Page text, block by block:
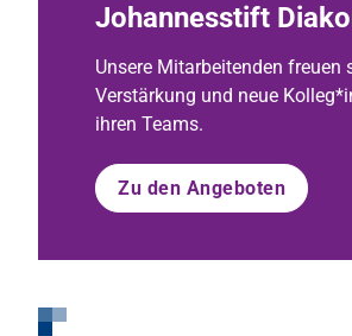
Johannesstift
Unsere Mitarbeitenden freuen
Verstärkung und neue
ihren Teams.
Zu den Angeboten